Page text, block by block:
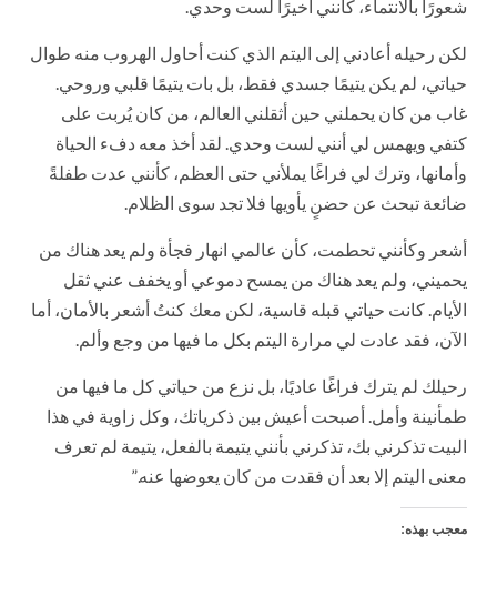
شعورًا بالانتماء، كأنني أخيرًا لست وحدي.
لكن رحيله أعادني إلى اليتم الذي كنت أحاول الهروب منه طوال
حياتي، لم يكن يتيمًا جسدي فقط، بل بات يتيمًا قلبي وروحي.
غاب من كان يحملني حين أثقلني العالم، من كان يُربت على
كتفي ويهمس لي أنني لست وحدي. لقد أخذ معه دفء الحياة
وأمانها، وترك لي فراغًا يملأني حتى العظم، كأنني عدت طفلةً
ضائعة تبحث عن حضنٍ يأويها فلا تجد سوى الظلام.
أشعر وكأنني تحطمت، كأن عالمي انهار فجأة ولم يعد هناك من
يحميني، ولم يعد هناك من يمسح دموعي أو يخفف عني ثقل
الأيام. كانت حياتي قبله قاسية، لكن معك كنتُ أشعر بالأمان، أما
الآن، فقد عادت لي مرارة اليتم بكل ما فيها من وجع وألم.
رحيلك لم يترك فراغًا عاديًا، بل نزع من حياتي كل ما فيها من
طمأنينة وأمل. أصبحت أعيش بين ذكرياتك، وكل زاوية في هذا
البيت تذكرني بك، تذكرني بأنني يتيمة بالفعل، يتيمة لم تعرف
معنى اليتم إلا بعد أن فقدت من كان يعوضها عنه.”
معجب بهذه: